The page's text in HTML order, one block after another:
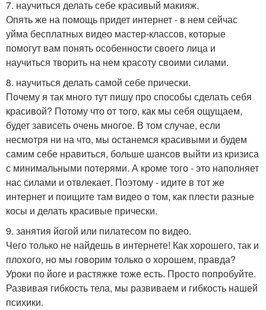
7. научиться делать себе красивый макияж.
Опять же на помощь придет интернет - в нем сейчас
уйма бесплатных видео мастер-классов, которые
помогут вам понять особенности своего лица и
научиться творить на нем красоту своими силами.
8. научиться делать самой себе прически.
Почему я так много тут пишу про способы сделать себя
красивой? Потому что от того, как мы себя ощущаем,
будет зависеть очень многое. В том случае, если
несмотря ни на что, мы останемся красивыми и будем
самим себе нравиться, больше шансов выйти из кризиса
с минимальными потерями. А кроме того - это наполняет
нас силами и отвлекает. Поэтому - идите в тот же
интернет и поищите там видео о том, как плести разные
косы и делать красивые прически.
9. занятия йогой или пилатесом по видео.
Чего только не найдешь в интернете! Как хорошего, так и
плохого, но мы говорим только о хорошем, правда?
Уроки по йоге и растяжке тоже есть. Просто попробуйте.
Развивая гибкость тела, мы развиваем и гибкость нашей
психики.